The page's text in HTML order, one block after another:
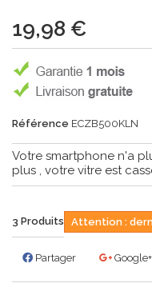
19,98 €
Référence ECZB500KLN
Votre smartphone n'a
plus , votre vitre est
3 Produits Attention :
Partager Google+